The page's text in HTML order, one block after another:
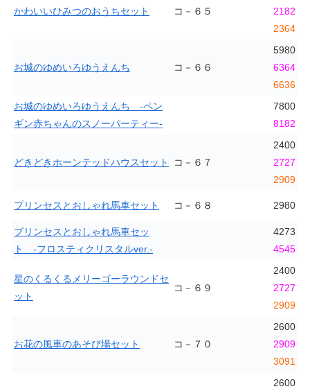
かわいいひみつのおうちセット コ－６５
2182
2364
お城のゆめいろゆうえんち コ－６６
5980
6364
6636
お城のゆめいろゆうえんち -ペン
ギン赤ちゃんのスノーパーティー-
7800
8182
どきどきホーンテッドハウスセット コ－６７
2400
2727
2909
プリンセスとおしゃれ馬車セット コ－６８ 2980
プリンセスとおしゃれ馬車セッ
ト -フロスティクリスタルver.-
4273
4545
星のくるくるメリーゴーラウンドセ
ット
コ－６９
2400
2727
2909
お花の風車のあそび場セット コ－７０
2600
2909
3091
2600